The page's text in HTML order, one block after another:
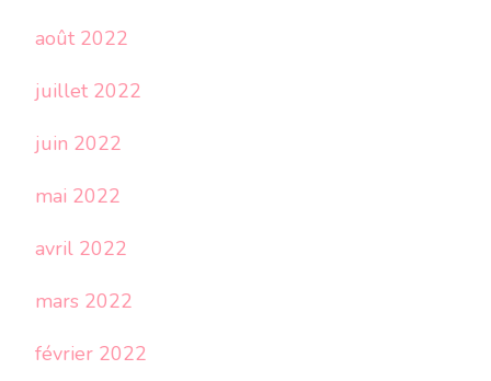
août 2022
juillet 2022
juin 2022
mai 2022
avril 2022
mars 2022
février 2022